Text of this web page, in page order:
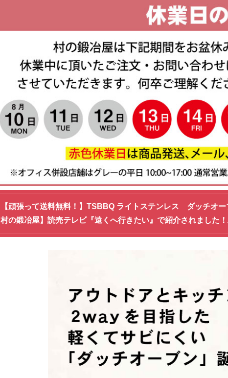
【頑張って送料無料！】TSBBQ ライトステンレス ダッチオ
村の鍛冶屋】読売テレビ『遠くへ行きたい』で紹介されました